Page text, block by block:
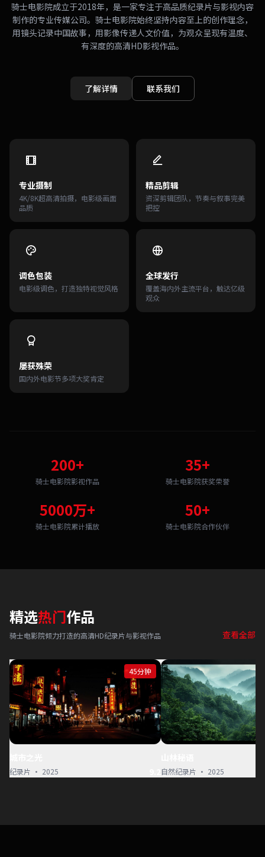
骑士电影院成立于2018年，是一家专注于高品质纪录片与影视内容
制作的专业传媒公司。骑士电影院始终坚持内容至上的创作理念，
用镜头记录中国故事，用影像传递人文价值，为观众呈现有温度、
有深度的高清HD影视作品。
了解详情 联系我们
专业摄制
4K/8K超高清拍摄，电影级画面
品质
精品剪辑
资深剪辑团队，节奏与叙事完美
把控
调色包装
电影级调色，打造独特视觉风格
全球发行
覆盖海内外主流平台，触达亿级
观众
屡获殊荣
国内外电影节多项大奖肯定
200+
骑士电影院影视作品
35+
骑士电影院获奖荣誉
5000万+
骑士电影院累计播放
50+
骑士电影院合作伙伴
精选热门作品
骑士电影院倾力打造的高清HD纪录片与影视作品 查看全部
45分钟
纪录片 · 2025 自然纪录片 · 2025